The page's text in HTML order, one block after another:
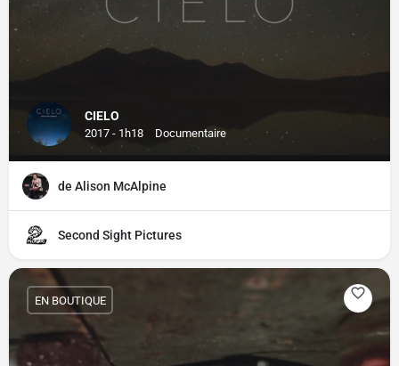
CIELO
2017 - 1h18 Documentaire
de Alison McAlpine
Second Sight Pictures
EN BOUTIQUE